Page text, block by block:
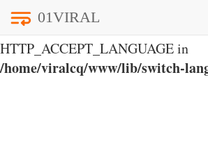
Notice
HTTP_ACCEPT_LANGUAGE in
/home/viralcq/www/lib/switch-
01VIRAL